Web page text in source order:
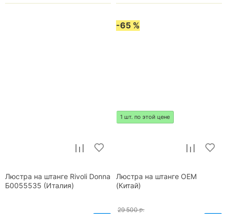
Люстра на штанге Rivoli Donna
Б0055535 (Италия)
-65 %
1 шт. по этой цене
Люстра на штанге OEM
(Китай)
29 500 р.